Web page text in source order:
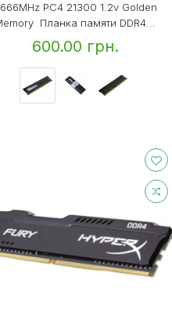
PC4 21300 1.2v Golden
Планка памяти DDR4...
600.00 грн.